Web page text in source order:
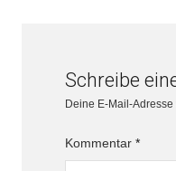
Schreibe
Deine E-Mail-
Kommentar *